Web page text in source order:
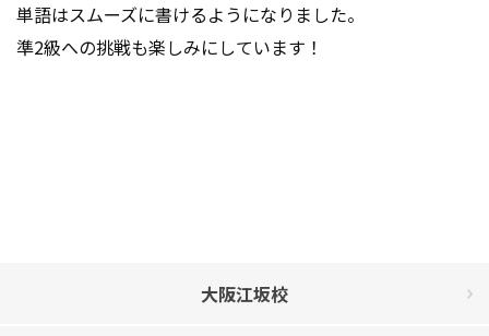
単語はスムーズに書けるようになりました。
準2級への挑戦も楽しみにしています！
大阪江坂校